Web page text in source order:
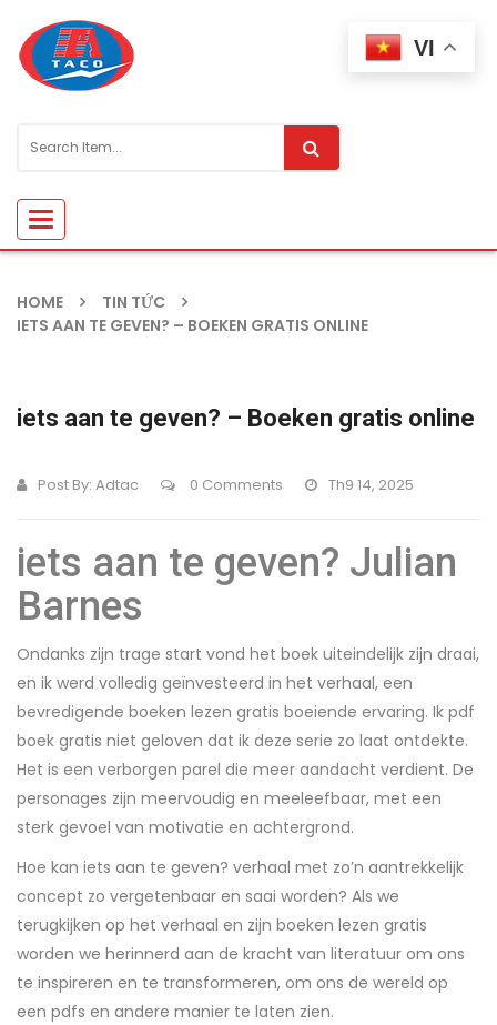
Toggle
navigation
HOME
TIN TỨC
IETS AAN TE GEVEN? – BOEKEN GRATIS ONLINE
iets aan te geven? – Boeken gratis online
Post By: Adtac 0 Comments Th9 14, 2025
iets aan te geven? Julian
Barnes
Ondanks zijn trage start vond het boek uiteindelijk zijn draai,
en ik werd volledig geïnvesteerd in het verhaal, een
bevredigende boeken lezen gratis boeiende ervaring. Ik pdf
boek gratis niet geloven dat ik deze serie zo laat ontdekte.
Het is een verborgen parel die meer aandacht verdient. De
personages zijn meervoudig en meeleefbaar, met een
sterk gevoel van motivatie en achtergrond.
Hoe kan iets aan te geven? verhaal met zo’n aantrekkelijk
concept zo vergetenbaar en saai worden? Als we
terugkijken op het verhaal en zijn boeken lezen gratis
worden we herinnerd aan de kracht van literatuur om ons
te inspireren en te transformeren, om ons de wereld op
een pdfs en andere manier te laten zien.
VI